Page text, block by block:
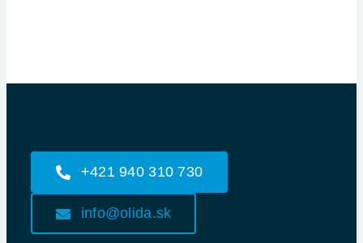
+421 940 310 730
info@olida.sk